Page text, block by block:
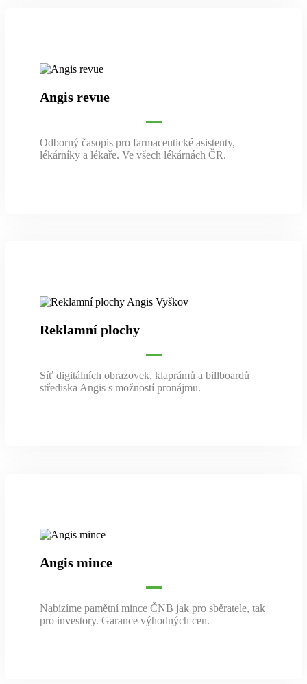
Angis revue
Odborný časopis pro farmaceutické asistenty,
lékárníky a lékaře. Ve všech lékárnách ČR.
Reklamní plochy
Síť digitálních obrazovek, klaprámů a billboardů
střediska Angis s možností pronájmu.
Angis mince
Nabízíme pamětní mince ČNB jak pro sběratele, tak
pro investory. Garance výhodných cen.